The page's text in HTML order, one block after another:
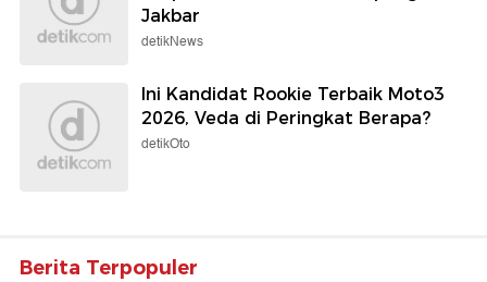
Jakbar
detikNews
Ini Kandidat Rookie Terbaik Moto3
2026, Veda di Peringkat Berapa?
detikOto
Berita Terpopuler